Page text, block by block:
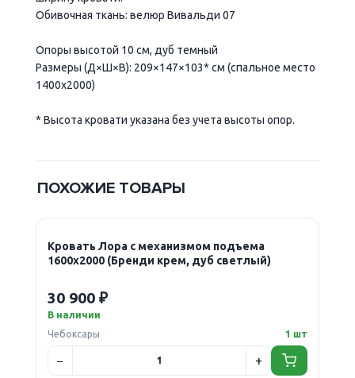
Обивочная ткань: велюр Вивальди 07
Опоры высотой 10 см, дуб темный
Размеры (Д×Ш×В): 209×147×103* см (спальное место
1400х2000)
* Высота кровати указана без учета высоты опор.
ПОХОЖИЕ ТОВАРЫ
Кровать Лора с механизмом подъема
1600х2000 (Бренди крем, дуб светлый)
30 900 ₽
В наличии
Чебоксары
1 шт